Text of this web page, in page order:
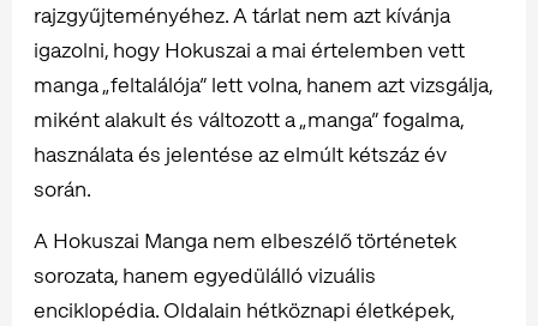
rajzgyűjteményéhez. A tárlat nem azt kívánja
igazolni, hogy Hokuszai a mai értelemben vett
manga „feltalálója” lett volna, hanem azt vizsgálja,
miként alakult és változott a „manga” fogalma,
használata és jelentése az elmúlt kétszáz év
során.
A Hokuszai Manga nem elbeszélő történetek
sorozata, hanem egyedülálló vizuális
enciklopédia. Oldalain hétköznapi életképek,